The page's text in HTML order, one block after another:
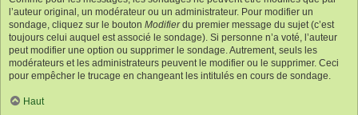
l’auteur original, un modérateur ou un administrateur. Pour modifier un
sondage, cliquez sur le bouton Modifierdu premier message du sujet (c’est
toujours celui auquel est associé le sondage). Si personne n’a voté, l’auteur
peut modifier une option ou supprimer le sondage. Autrement, seuls les
modérateurs et les administrateurs peuvent le modifier ou le supprimer. Ceci
pour empêcher le trucage en changeant les intitulés en cours de sondage.
Haut